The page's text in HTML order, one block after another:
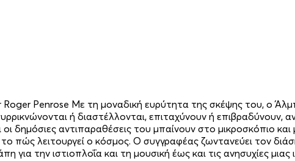
Penrose Με τη μοναδική ευρύτητα της σκέψης του, ο
ή διαστέλλονται, επιταχύνουν ή επιβραδύνουν,
δημόσιες αντιπαραθέσεις του μπαίνουν στο μικροσκόπιο
πώς λειτουργεί ο κόσμος. Ο συγγραφέας ζωντανεύει τον
την ιστιοπλοΐα και τη μουσική έως και τις ανησυχίες μιας